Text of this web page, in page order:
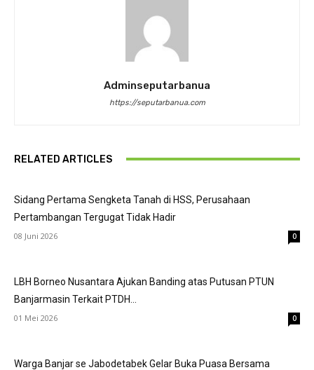
Adminseputarbanua
https://seputarbanua.com
RELATED ARTICLES
Sidang Pertama Sengketa Tanah di HSS, Perusahaan
Pertambangan Tergugat Tidak Hadir
08 Juni 2026 0
LBH Borneo Nusantara Ajukan Banding atas Putusan PTUN
Banjarmasin Terkait PTDH...
01 Mei 2026 0
Warga Banjar se Jabodetabek Gelar Buka Puasa Bersama